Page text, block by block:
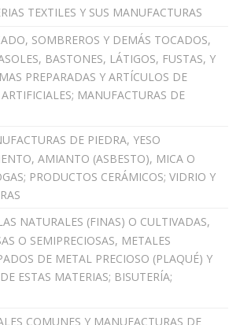
TEXTILES Y SUS MANUFACTURAS
SOMBREROS Y DEMÁS TOCADOS,
BASTONES, LÁTIGOS, FUSTAS, Y
PREPARADAS Y ARTÍCULOS DE
MANUFACTURAS DE
DE PIEDRA, YESO
AMIANTO (ASBESTO), MICA O
PRODUCTOS CERÁMICOS; VIDRIO Y
NATURALES (FINAS) O CULTIVADAS,
O SEMIPRECIOSAS, METALES
DE METAL PRECIOSO (PLAQUÉ) Y
ESTAS MATERIAS; BISUTERÍA;
COMUNES Y MANUFACTURAS DE